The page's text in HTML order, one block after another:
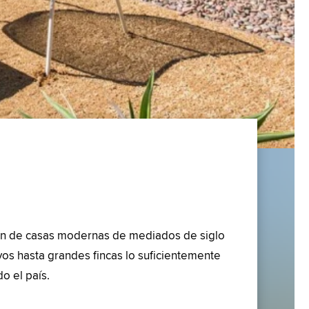
de casas modernas de mediados de siglo
hasta grandes fincas lo suficientemente
el país.